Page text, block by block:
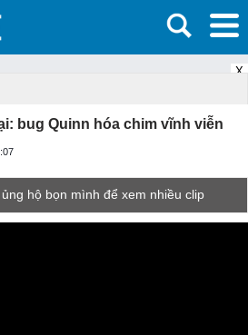
X
bug Quinn hóa chim vĩnh viễn
ủng hộ bọn mình để xem nhiều clip